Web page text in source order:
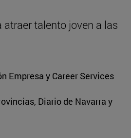
atraer talento joven a las
Empresa y Career Services
Diario de Navarra y